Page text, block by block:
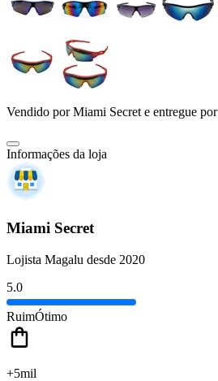
Vendido porMiami Secret e entregue por
Informações da loja
Miami Secret
Lojista Magalu desde 2020
5.0
RuimÓtimo
+5mil